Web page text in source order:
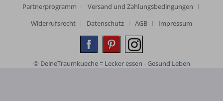
Partnerprogramm
Versand und Zahlungsbedingungen
Widerrufsrecht
Datenschutz AGB Impressum
© DeineTraumkueche = Lecker essen - Gesund Leben